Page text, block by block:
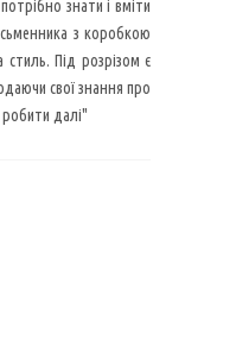
знати і вміти
з коробкою
Під розрізом є
свої знання про
далі"